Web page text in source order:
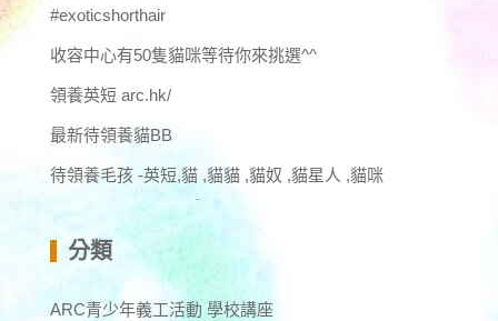
#exoticshorthair
收容中心有50隻貓咪等待你來挑選^^
領養英短 arc.hk/
最新待領養貓BB
待領養毛孩 -英短,貓 ,貓貓 ,貓奴 ,貓星人 ,貓咪
分類
ARC青少年義工活動 學校講座